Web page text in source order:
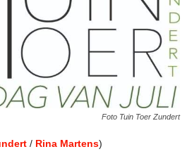
Foto Tuin Toer Zundert
/ Rina Martens)